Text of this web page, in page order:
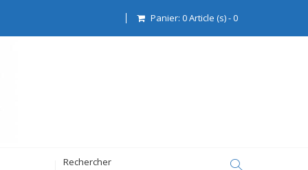
Panier: 0Article (s)-0